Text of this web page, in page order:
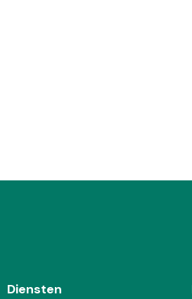
Diensten